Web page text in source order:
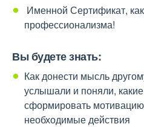
Именной Сертификат,
профессионализма!
Вы будете знать:
Как донести мысль
услышали и поняли,
сформировать
необходимые действия